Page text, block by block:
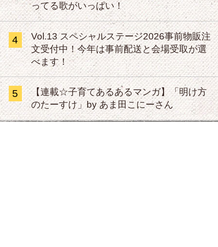
ってる歌がいっぱい！
4
Vol.13 スペシャルステージ2026事前物販注
文受付中！今年は事前配送と会場受取が選
べます！
5
【連載☆子育てあるあるマンガ】「明け方
のたーすけ」by あま田こにーさん